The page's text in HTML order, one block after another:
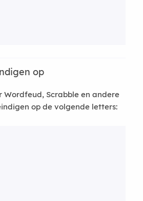
op
Wordfeud, Scrabble en andere
op de volgende letters: